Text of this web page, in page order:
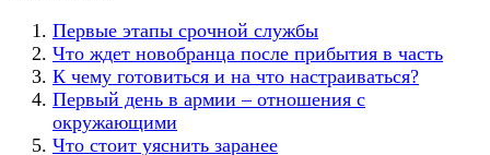
Первые этапы срочной службы
Что ждет новобранца после прибытия в часть
К чему готовиться и на что настраиваться?
Первый день в армии – отношения с
окружающими
Что стоит уяснить заранее